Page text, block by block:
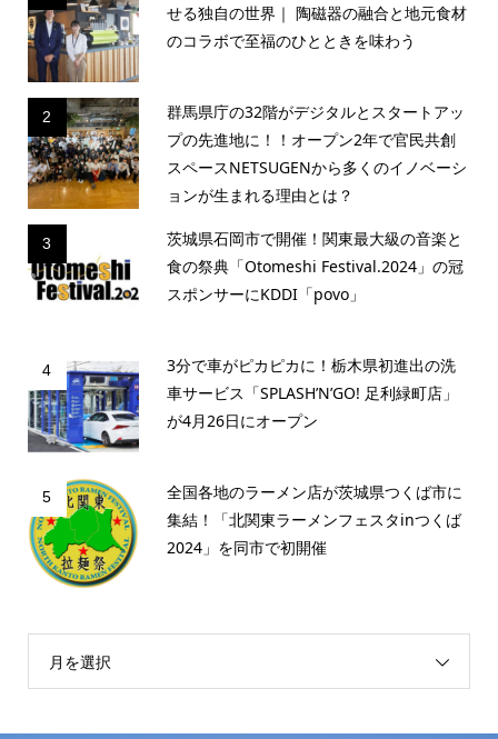
せる独自の世界｜ 陶磁器の融合と地元食材
のコラボで至福のひとときを味わう
2
群馬県庁の32階がデジタルとスタートアッ
プの先進地に！！オープン2年で官民共創
スペースNETSUGENから多くのイノベーシ
ョンが生まれる理由とは？
3
茨城県石岡市で開催！関東最大級の音楽と
食の祭典「Otomeshi Festival.2024」の冠
スポンサーにKDDI「povo」
4
3分で車がピカピカに！栃木県初進出の洗
車サービス「SPLASH’N’GO! 足利緑町店」
が4月26日にオープン
5
全国各地のラーメン店が茨城県つくば市に
集結！「北関東ラーメンフェスタinつくば
2024」を同市で初開催
月を選択